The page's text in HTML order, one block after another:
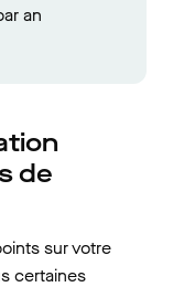
an
de
sur votre
certaines